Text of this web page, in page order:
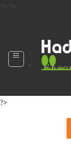
?> ?>
?
?>